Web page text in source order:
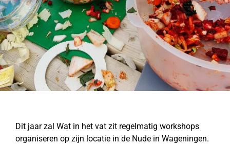
Dit jaar zal Wat in het vat zit regelmatig workshops
organiseren op zijn locatie in de Nude in Wageningen.